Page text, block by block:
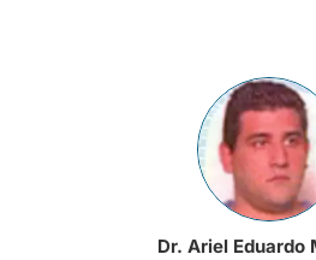
Dr. Ariel Eduardo